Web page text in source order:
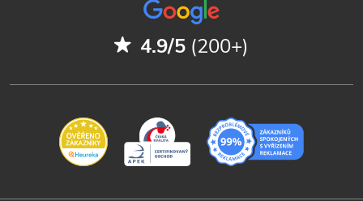
4.9/5 (200+)